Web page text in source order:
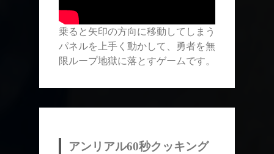
乗ると矢印の方向に移動してしまう
パネルを上手く動かして、勇者を無
限ループ地獄に落とすゲームです。
アンリアル60秒クッキング